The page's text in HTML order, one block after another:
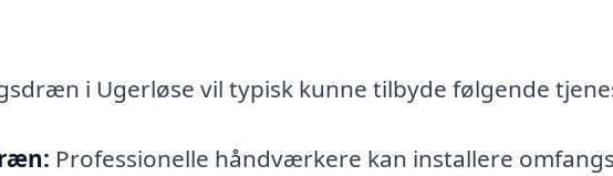
i Ugerløse vil typisk kunne tilbyde følgende
Professionelle håndværkere kan installere